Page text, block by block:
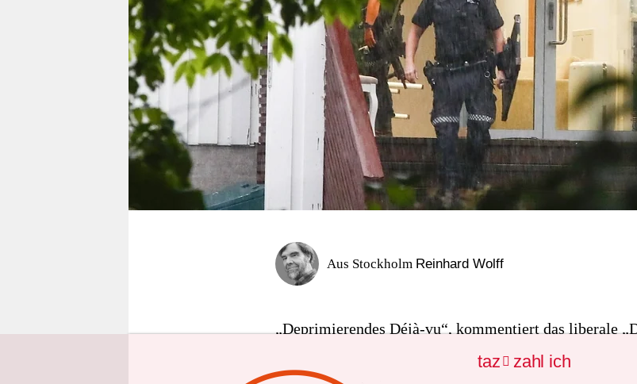
verlag
verlag
veranstaltungen
shop
fragen & hilfe
unterstützen
Aus Stockholm Reinhard Wolff
„Deprimierendes Déjà-vu“, kommentiert das liberale
Freitagausgabe. „Es erinnert an den 22. Juli“, titelt die
Aftenposten
taz  zahl ich